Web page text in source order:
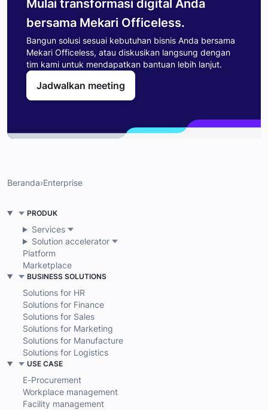
Mulai transformasi digital Anda
bersama Mekari Officeless.
Bangun solusi sesuai kebutuhan bisnis Anda bersama
Mekari Officeless, atau diskusikan langsung dengan
tim kami untuk mendapatkan bantuan lebih lanjut.
Jadwalkan meeting
Beranda›Enterprise
PRODUK
Services
Solution accelerator
Platform
Marketplace
BUSINESS SOLUTIONS
Solutions for HR
Solutions for Finance
Solutions for Sales
Solutions for Marketing
Solutions for Manufacture
Solutions for Logistics
USE CASE
E-Procurement
Workplace management
Facility management